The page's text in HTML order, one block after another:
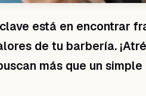
está en encontrar
de tu barbería.
más que un